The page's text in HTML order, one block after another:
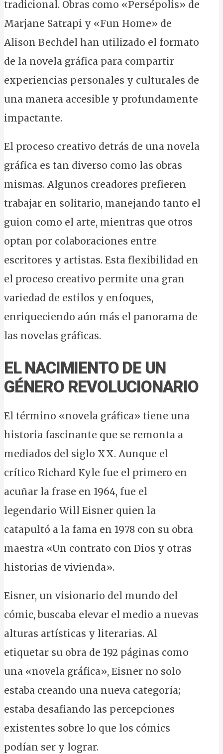
tradicional. Obras como «Persépolis» de
Marjane Satrapi y «Fun Home» de
Alison Bechdel han utilizado el formato
de la novela gráfica para compartir
experiencias personales y culturales de
una manera accesible y profundamente
impactante.
El proceso creativo detrás de una novela
gráfica es tan diverso como las obras
mismas. Algunos creadores prefieren
trabajar en solitario, manejando tanto el
guion como el arte, mientras que otros
optan por colaboraciones entre
escritores y artistas. Esta flexibilidad en
el proceso creativo permite una gran
variedad de estilos y enfoques,
enriqueciendo aún más el panorama de
las novelas gráficas.
EL NACIMIENTO DE UN
GÉNERO REVOLUCIONARIO
El término «novela gráfica» tiene una
historia fascinante que se remonta a
mediados del siglo XX. Aunque el
crítico Richard Kyle fue el primero en
acuñar la frase en 1964, fue el
legendario Will Eisner quien la
catapultó a la fama en 1978 con su obra
maestra «Un contrato con Dios y otras
historias de vivienda».
Eisner, un visionario del mundo del
cómic, buscaba elevar el medio a nuevas
alturas artísticas y literarias. Al
etiquetar su obra de 192 páginas como
una «novela gráfica», Eisner no solo
estaba creando una nueva categoría;
estaba desafiando las percepciones
existentes sobre lo que los cómics
podían ser y lograr.